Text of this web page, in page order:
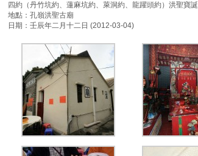
四約（丹竹坑約、蓮麻坑約、萊洞約、龍躍頭約）洪聖寶誕
地點：孔嶺洪聖古廟
日期：壬辰年二月十二日 (2012-03-04)